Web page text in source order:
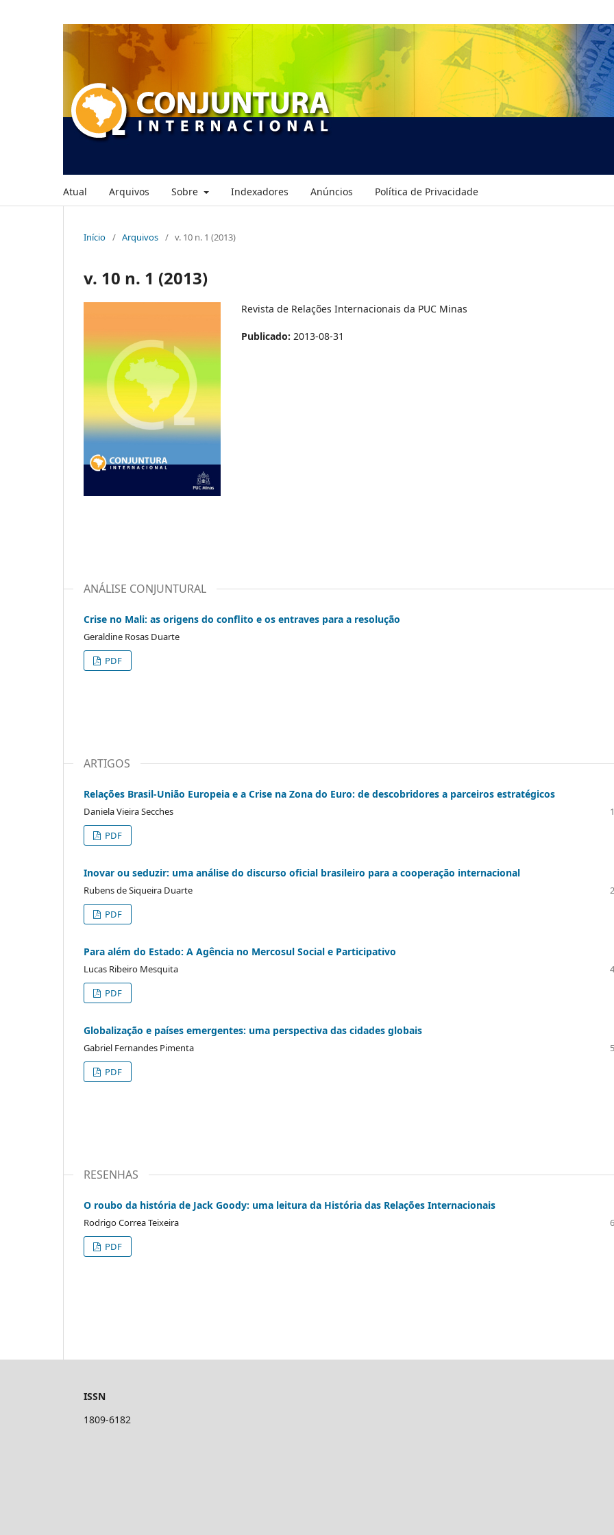
Atual Arquivos Sobre Indexadores Anúncios Política de Privacidade
Início / Arquivos / v. 10 n. 1 (2013)
v. 10 n. 1 (2013)
Revista de Relações Internacionais da PUC Minas
Publicado: 2013-08-31
ANÁLISE CONJUNTURAL
Crise no Mali: as origens do conflito e os entraves para a resolução
Geraldine Rosas Duarte
PDF
ARTIGOS
Relações Brasil-União Europeia e a Crise na Zona do Euro: de descobridores a parceiros estratégicos
Daniela Vieira Secches
PDF
Inovar ou seduzir: uma análise do discurso oficial brasileiro para a cooperação internacional
Rubens de Siqueira Duarte
PDF
Para além do Estado: A Agência no Mercosul Social e Participativo
Lucas Ribeiro Mesquita
PDF
Globalização e países emergentes: uma perspectiva das cidades globais
Gabriel Fernandes Pimenta
PDF
RESENHAS
O roubo da história de Jack Goody: uma leitura da História das Relações Internacionais
Rodrigo Correa Teixeira
PDF
ISSN
1809-6182